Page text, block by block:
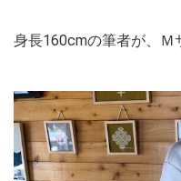
身長160cmの筆者が、Ｍ